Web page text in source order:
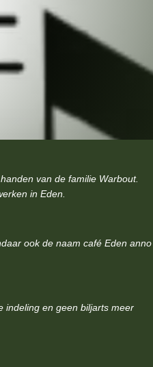
van de familie Warbout.
in Eden.
ook de naam café Eden anno
indeling en geen biljarts meer